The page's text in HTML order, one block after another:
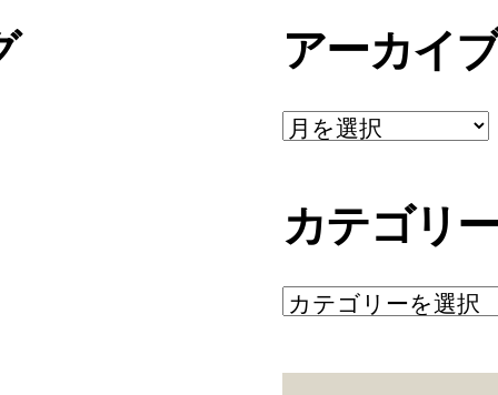
アーカイ
ア
ー
ブ
カテゴリ
カ
テ